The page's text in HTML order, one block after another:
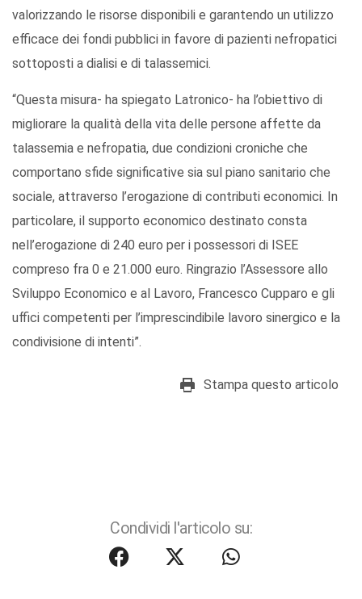
valorizzando le risorse disponibili e garantendo un utilizzo
efficace dei fondi pubblici in favore di pazienti nefropatici
sottoposti a dialisi e di talassemici.
“Questa misura- ha spiegato Latronico- ha l’obiettivo di
migliorare la qualità della vita delle persone affette da
talassemia e nefropatia, due condizioni croniche che
comportano sfide significative sia sul piano sanitario che
sociale, attraverso l’erogazione di contributi economici. In
particolare, il supporto economico destinato consta
nell’erogazione di 240 euro per i possessori di ISEE
compreso fra 0 e 21.000 euro. Ringrazio l’Assessore allo
Sviluppo Economico e al Lavoro, Francesco Cupparo e gli
uffici competenti per l’imprescindibile lavoro sinergico e la
condivisione di intenti”.
Stampa questo articolo
Condividi l'articolo su: